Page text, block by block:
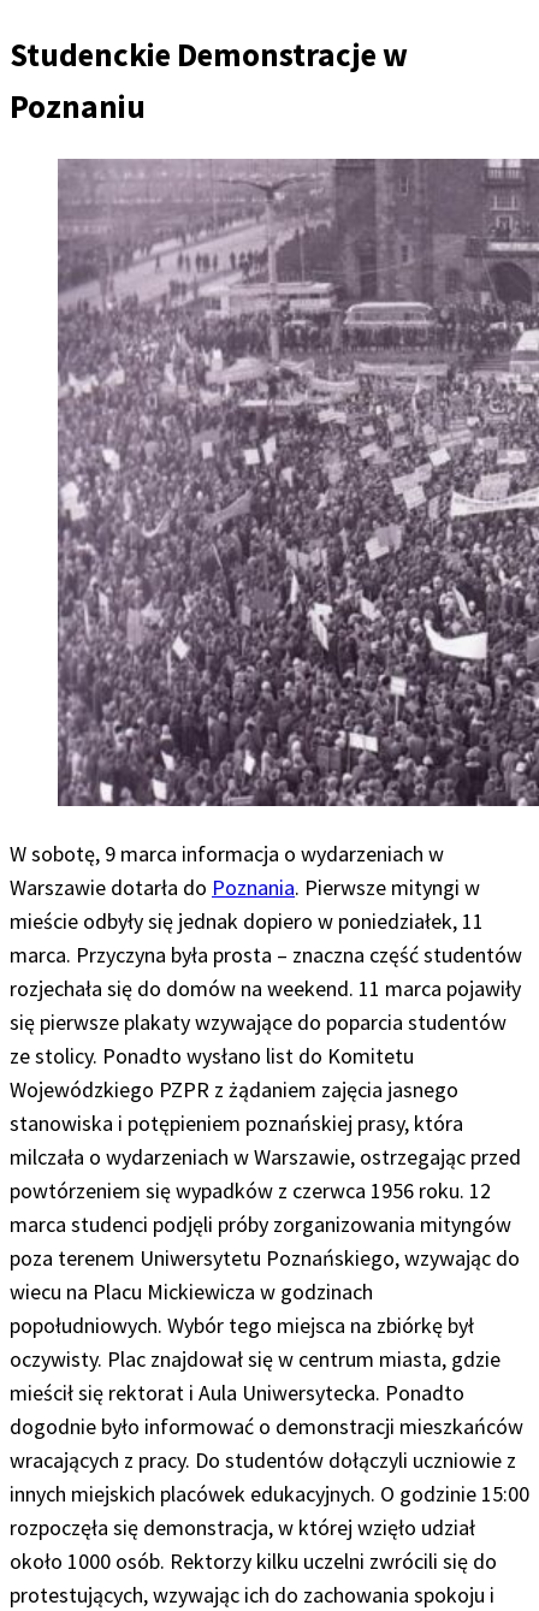
Studenckie Demonstracje w
Poznaniu
W sobotę, 9 marca informacja o wydarzeniach w
Warszawie dotarła do Poznania. Pierwsze mityngi w
mieście odbyły się jednak dopiero w poniedziałek, 11
marca. Przyczyna była prosta – znaczna część studentów
rozjechała się do domów na weekend. 11 marca pojawiły
się pierwsze plakaty wzywające do poparcia studentów
ze stolicy. Ponadto wysłano list do Komitetu
Wojewódzkiego PZPR z żądaniem zajęcia jasnego
stanowiska i potępieniem poznańskiej prasy, która
milczała o wydarzeniach w Warszawie, ostrzegając przed
powtórzeniem się wypadków z czerwca 1956 roku. 12
marca studenci podjęli próby zorganizowania mityngów
poza terenem Uniwersytetu Poznańskiego, wzywając do
wiecu na Placu Mickiewicza w godzinach
popołudniowych. Wybór tego miejsca na zbiórkę był
oczywisty. Plac znajdował się w centrum miasta, gdzie
mieścił się rektorat i Aula Uniwersytecka. Ponadto
dogodnie było informować o demonstracji mieszkańców
wracających z pracy. Do studentów dołączyli uczniowie z
innych miejskich placówek edukacyjnych. O godzinie 15:00
rozpoczęła się demonstracja, w której wzięło udział
około 1000 osób. Rektorzy kilku uczelni zwrócili się do
protestujących, wzywając ich do zachowania spokoju i